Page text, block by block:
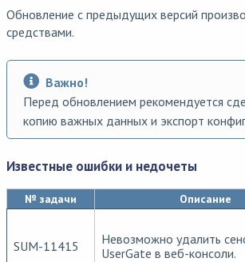
Обновление с предыдущих версий
средствами.
Важно!
Перед обновлением рекомендуется
копию важных данных и экспорт
Известные ошибки и недочеты
№ задачи Описание
SUM-11415
Невозможно удалить
UserGate в веб-консоли.